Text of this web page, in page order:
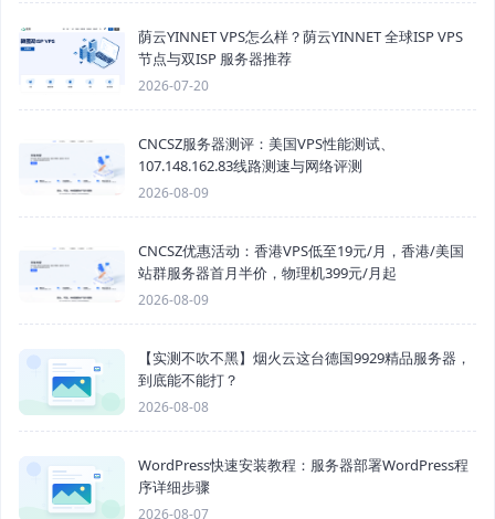
荫云YINNET VPS怎么样？荫云YINNET 全球ISP VPS
节点与双ISP 服务器推荐
2026-07-20
CNCSZ服务器测评：美国VPS性能测试、
107.148.162.83线路测速与网络评测
2026-08-09
CNCSZ优惠活动：香港VPS低至19元/月，香港/美国
站群服务器首月半价，物理机399元/月起
2026-08-09
【实测不吹不黑】烟火云这台德国9929精品服务器，
到底能不能打？
2026-08-08
WordPress快速安装教程：服务器部署WordPress程
序详细步骤
2026-08-07